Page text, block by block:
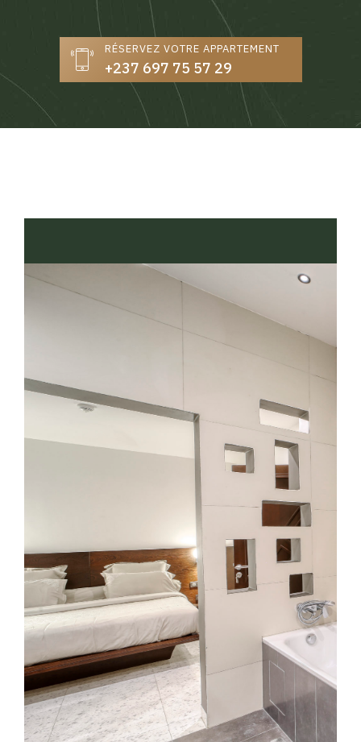
RÉSERVEZ VOTRE APPARTEMENT
+237 697 75 57 29